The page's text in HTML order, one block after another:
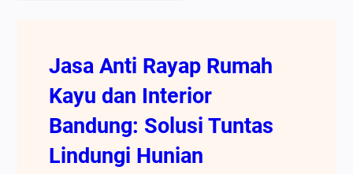
Jasa Anti Rayap Rumah
Kayu dan Interior
Bandung: Solusi Tuntas
Lindungi Hunian